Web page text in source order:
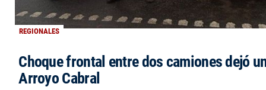
REGIONALES
Choque frontal entre dos camiones dejó
Arroyo Cabral